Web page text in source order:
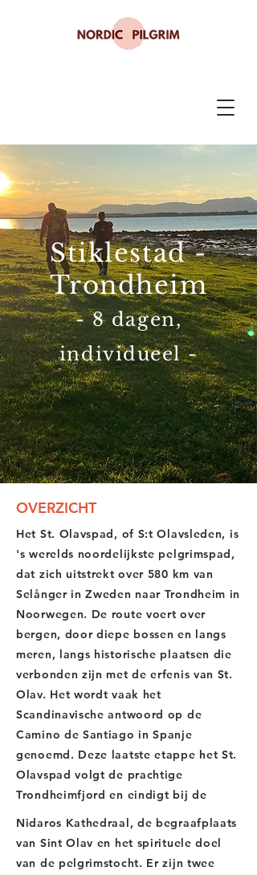
Stiklestad -
Trondheim
- 8 dagen,
individueel -
OVERZICHT
Het St. Olavspad, of S:t Olavsleden, is
's werelds noordelijkste pelgrimspad,
dat zich uitstrekt over 580 km van
Selånger in Zweden naar Trondheim in
Noorwegen. De route voert over
bergen, door diepe bossen en langs
meren, langs historische plaatsen die
verbonden zijn met de erfenis van St.
Olav. Het wordt vaak het
Scandinavische antwoord op de
Camino de Santiago in Spanje
genoemd. Deze laatste etappe het St.
Olavspad volgt de prachtige
Trondheimfjord en eindigt bij de
Nidaros Kathedraal, de begraafplaats
van Sint Olav en het spirituele doel
van de pelgrimstocht. Er zijn twee